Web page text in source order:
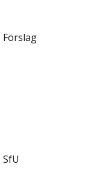
Förslag
SfU